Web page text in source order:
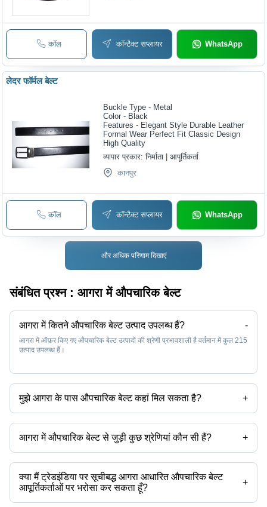
कॉल कॉन्टैक्ट सप्लायर WhatsApp
लेदर फॉर्मल बेल्ट
Buckle Type - Metal
Color - Black
Features - Elegant Style Durable Leather
Formal Wear Perfect Fit Classic Design
High Quality
व्यापार प्रकार:निर्माता | आपूर्तिकर्ता
कानपुर
कॉल कॉन्टैक्ट सप्लायर WhatsApp
और अधिक परिणाम दिखाएं
संबंधित प्रश्न : आगरा में औपचारिक बेल्ट
आगरा में कितने औपचारिक बेल्ट उत्पाद उपलब्ध हैं? -
आगरा में ऑफ़र किए गए औपचारिक बेल्ट उत्पादों की श्रेणी प्रभावशाली है वर्तमान में कुल 215
उत्पाद उपलब्ध हैं।
मुझे आगरा के पास औपचारिक बेल्ट कहां मिल सकता है? +
आप औपचारिक बेल्ट को आगरा के आस-पास पा सकते हैं जैसे अलीगढ़ पलवल फर्रुखाबाद
नोएडा गुरुग्राम गाज़ियाबाद दिल्ली मेरठ कुंडली। आप आगरा में औपचारिक बेल्ट आपूर्तिकर्ताओं
को खोजने के लिए Tradeindia का भी उपयोग कर सकते हैं।
आगरा में औपचारिक बेल्ट से जुड़ी कुछ श्रेणियां कौन सी हैं? +
आगरा में औपचारिक बेल्ट से संबंधित कुछ श्रेणियों में आगरा में रंगीन बद्धी बेल्ट आगरा में पुरुषों
की बेल्ट आगरा में देवियों बेल्ट आगरा में हस्तनिर्मित बेल्ट शामिल हैं।
क्या मैं ट्रेडइंडिया पर सूचीबद्ध आगरा आधारित औपचारिक बेल्ट
आपूर्तिकर्ताओं पर भरोसा कर सकता हूँ?
+
आप आगरा आधारित औपचारिक बेल्ट आपूर्तिकर्ताओं को खोजने के लिए ट्रेडइंडिया पर ट्रस्ट